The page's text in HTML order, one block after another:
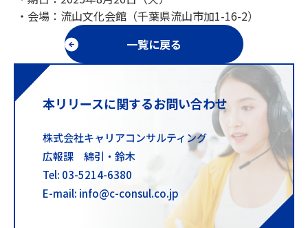
・会場：流山文化会館（千葉県流山市加1-16-2）
一覧に戻る
本リリースに関するお問い合わせ
株式会社キャリアコンサルティング
広報課 綿引・鈴木
Tel: 03-5214-6380
E-mail: info@c-consul.co.jp